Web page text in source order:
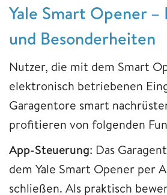
Yale Smart Opener
und Besonderheiten
Nutzer, die mit dem Smart
elektronisch betriebenen
Garagentore smart
profitieren von folgenden
App-Steuerung: Das
dem Yale Smart Opener per
schließen. Als praktisch